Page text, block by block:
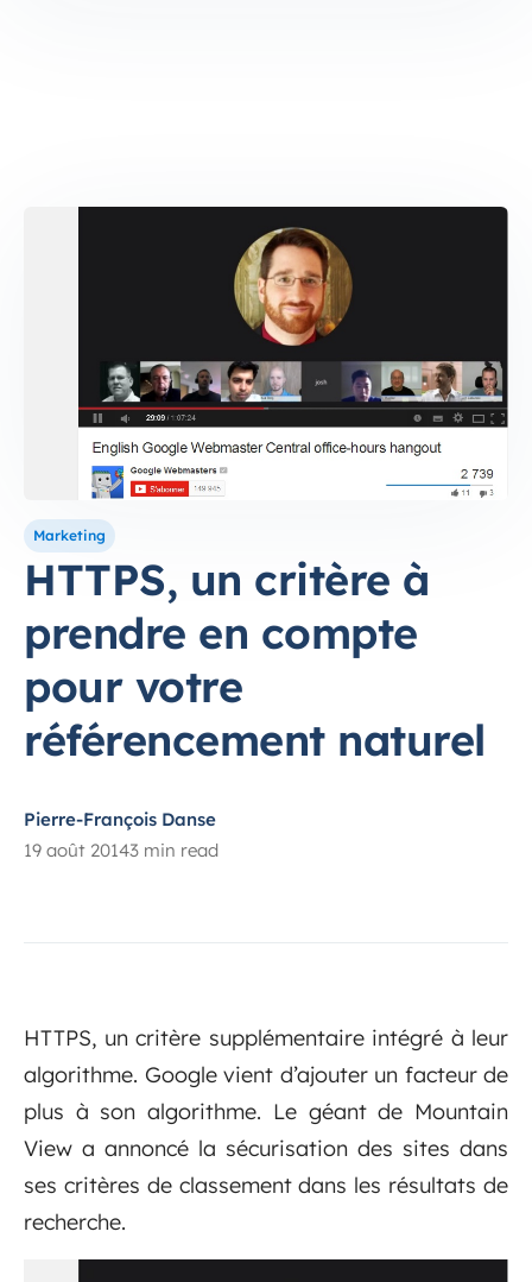
Marketing
HTTPS, un critère à
prendre en compte
pour votre
référencement naturel
Pierre-François Danse
19 août 20143 min read
HTTPS, un critère supplémentaire intégré à leur
algorithme. Google vient d’ajouter un facteur de
plus à son algorithme. Le géant de Mountain
View a annoncé la sécurisation des sites dans
ses critères de classement dans les résultats de
recherche.